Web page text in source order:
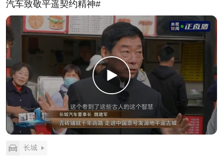
汽车致敬平遥契约精神#
长城